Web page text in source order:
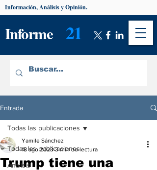
Informe 21
Información, Análisis y Opinión.
Entrada
Todas las publicaciones
Análisis
Todas las publicaciones
Trump tiene una
Yamile Sánchez
18 ago 2023 3 min de lectura